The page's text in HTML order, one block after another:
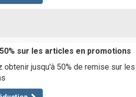
sur les articles en promotions
obtenir jusqu'à 50% de remise sur